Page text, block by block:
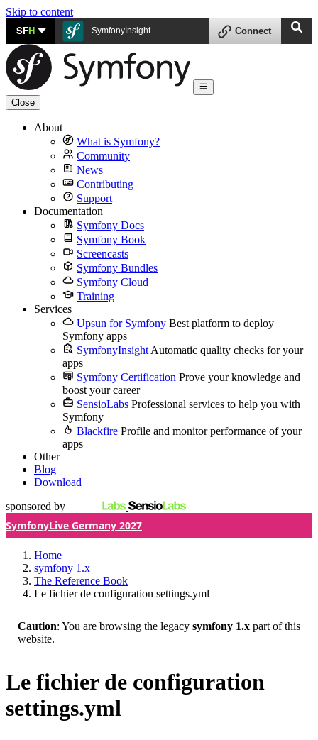
Skip to content
SFH SymfonyInsight Connect
Close
About
What is Symfony?
Community
News
Contributing
Support
Documentation
Symfony Docs
Symfony Book
Screencasts
Symfony Bundles
Symfony Cloud
Training
Services
Upsun for Symfony Best platform to deploy
Symfony apps
SymfonyInsight Automatic quality checks for your
apps
Symfony Certification Prove your knowledge and
boost your career
SensioLabs Professional services to help you with
Symfony
Blackfire Profile and monitor performance of your
apps
Other
Blog
Download
sponsored by
SymfonyLive Germany 2027
Home
symfony 1.x
The Reference Book
Le fichier de configuration settings.yml
Caution: You are browsing the legacy symfony 1.x part of this
website.
Le fichier de configuration
settings.yml